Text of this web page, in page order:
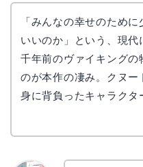
「みんなの幸せのため
いいのか」という、現代
千年前のヴァイキングの
のが本作の凄み。クヌー
身に背負ったキャラクタ